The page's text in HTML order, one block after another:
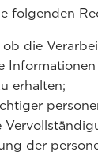
folgenden
die
erhalten;
der